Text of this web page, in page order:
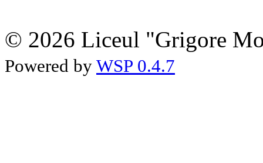
© 2026 Liceul "Grigore
Powered by WSP 0.4.7